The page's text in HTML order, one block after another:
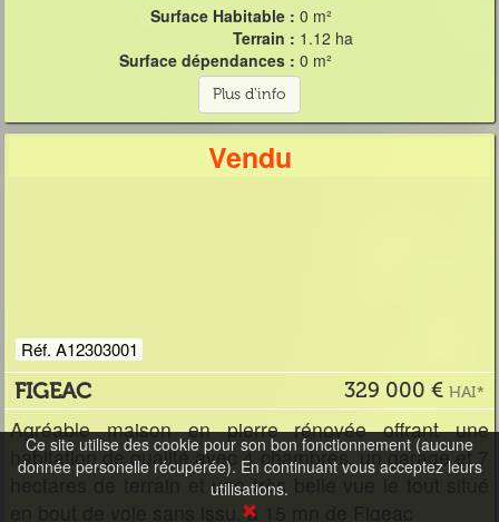
Ce site utilise des cookie pour son bon fonctionnement (aucune
donnée personelle récupérée). En continuant vous acceptez leurs
utilisations.
Surface Habitable : 0 m²
Terrain : 1.12 ha
Surface dépendances : 0 m²
Plus d'info
Vendu
Réf. A12303001
FIGEAC 329 000 € HAI*
Agréable maison en pierre rénovée offrant une
habitation de qualité avec 4 chambres, un garage et 7
hectares de terrain et une très belle vue le tout situé
en bout de voie sans issu, à 15 mn de Figeac